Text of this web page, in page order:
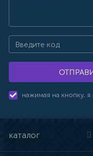
нажимая на кнопку,
каталог